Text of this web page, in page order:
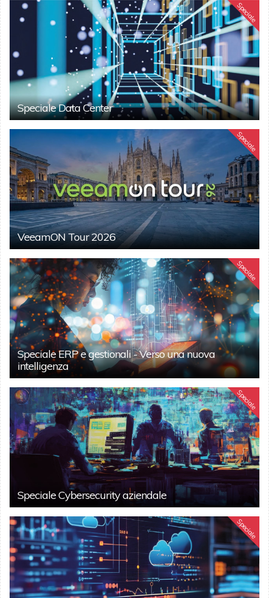
Speciale
Speciale Data Center
Speciale
VeeamON Tour 2026
Speciale
Speciale ERP e gestionali - Verso una nuova
intelligenza
Speciale
Speciale Cybersecurity aziendale
Speciale